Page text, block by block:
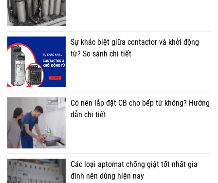
Sự khác biệt giữa contactor và khởi động
từ? So sánh chi tiết
Có nên lắp đặt CB cho bếp từ không? Hướng
dẫn chi tiết
Các loại aptomat chống giật tốt nhất gia
đình nên dùng hiện nay